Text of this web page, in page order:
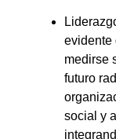
evidente
medirse
futuro
social y